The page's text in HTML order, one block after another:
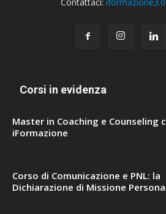
Corsi in evidenza
Master in Coaching e Counseling
iFormazione
Corso di Comunicazione e PNL: la
Dichiarazione di Missione